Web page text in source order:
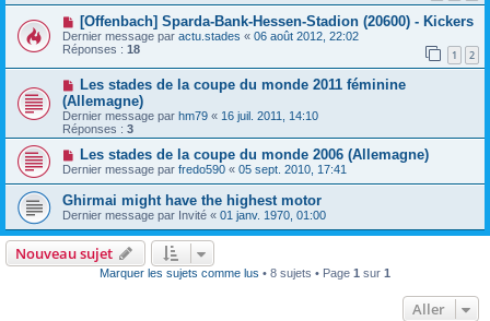
[Offenbach] Sparda-Bank-Hessen-Stadion (20600) - Kickers
Dernier message par actu.stades « 06 août 2012, 22:02
Réponses : 18 1 2
Les stades de la coupe du monde 2011 féminine
(Allemagne)
Dernier message par hm79 « 16 juil. 2011, 14:10
Réponses : 3
Les stades de la coupe du monde 2006 (Allemagne)
Dernier message par fredo590 « 05 sept. 2010, 17:41
Ghirmai might have the highest motor
Dernier message par Invité « 01 janv. 1970, 01:00
Nouveau sujet
Marquer les sujets comme lus • 8 sujets • Page 1 sur 1
Aller